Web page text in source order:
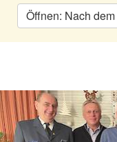
Öffnen: Nach